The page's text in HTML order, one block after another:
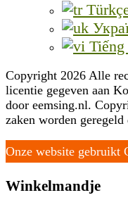
Copyright 2026 Alle
licentie gegeven aan
door eemsing.nl.
zaken worden
Onze website gebruikt
Winkelmandje